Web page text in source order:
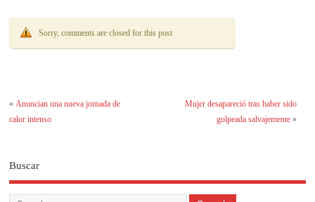
Sorry, comments are closed for this post
«Anuncian una nueva jornada de
calor intenso
Mujer desapareció tras haber sido
golpeada salvajemente»
Buscar